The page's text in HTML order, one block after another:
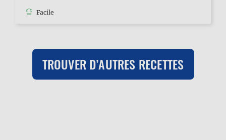
Facile
TROUVER D’AUTRES RECETTES